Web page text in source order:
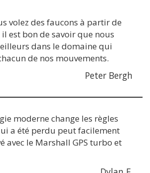
volez des faucons à partir de
est bon de savoir que nous
dans le domaine qui
de nos mouvements.
Peter Bergh
moderne change les règles
a été perdu peut facilement
avec le Marshall GPS turbo et